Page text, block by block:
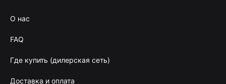
О нас
FAQ
Где купить (дилерская сеть)
Доставка и оплата